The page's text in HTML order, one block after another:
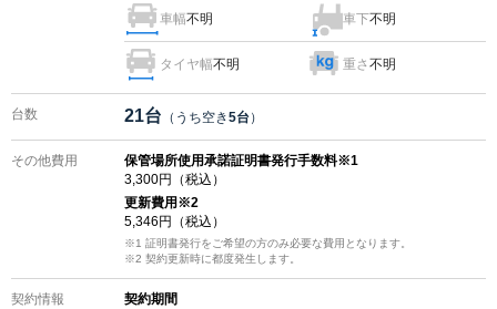
車幅不明 車下不明
タイヤ幅不明 重さ不明
台数 21台 （うち空き5台）
その他費用
保管場所使用承諾証明書発行手数料※1
3,300円（税込）
更新費用 ※2
5,346 円（税込）
※1 証明書発行をご希望の方のみ必要な費用となります。
※2 契約更新時に都度発生します。
契約情報
契約期間